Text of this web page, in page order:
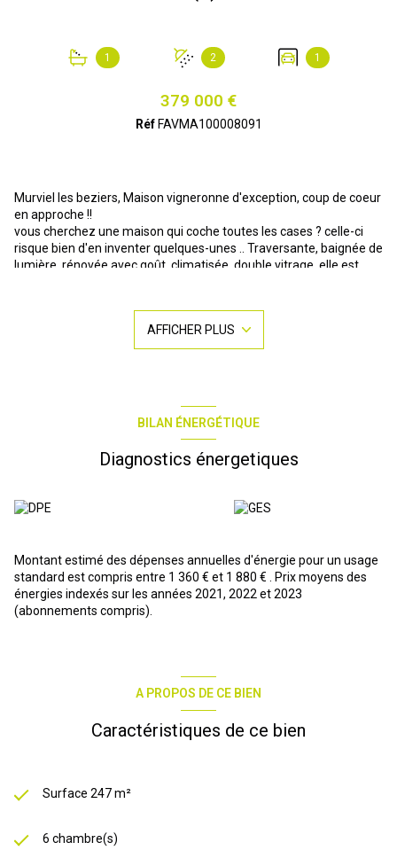
1 2 1
379 000 €
Réf FAVMA100008091
Murviel les beziers, Maison vigneronne d'exception, coup de coeur
en approche !!
vous cherchez une maison qui coche toutes les cases ? celle-ci
risque bien d'en inventer quelques-unes .. Traversante, baignée de
lumière, rénovée avec goût, climatisée, double vitrage, elle est
des commerces, ou encore générer du locatif,
au 1er étage, place à l'effet "wahou", une super pièce de vie style
loft de 101m², ouverte sur une agréable terrasse de 32m², une
et parce qu'une belle maiosn mérite un beau garage, vous
profiterez de 80m² comprenant un espace buanderie et un
familles souhaitant vivre sous le meême toit, en gardant chacun
leur indépendance, pour un investisseur à la recherche d'un bien à
nouveaux propriétaires .. alors n'hésitez plus venez découvrir
cette pépite...
N’hésitez pas à me contacter, votre conseillère immobilière,
Angélique Fréchard, (EI) tel O 637 464 352, Agence de Murviel les
AFFICHER PLUS
BILAN ÉNERGÉTIQUE
Diagnostics énergetiques
Montant estimé des dépenses annuelles d'énergie pour un usage
standard est compris entre 1 360 € et 1 880 € . Prix moyens des
énergies indexés sur les années 2021, 2022 et 2023
(abonnements compris).
A PROPOS DE CE BIEN
Caractéristiques de ce bien
Surface 247 m²
6 chambre(s)